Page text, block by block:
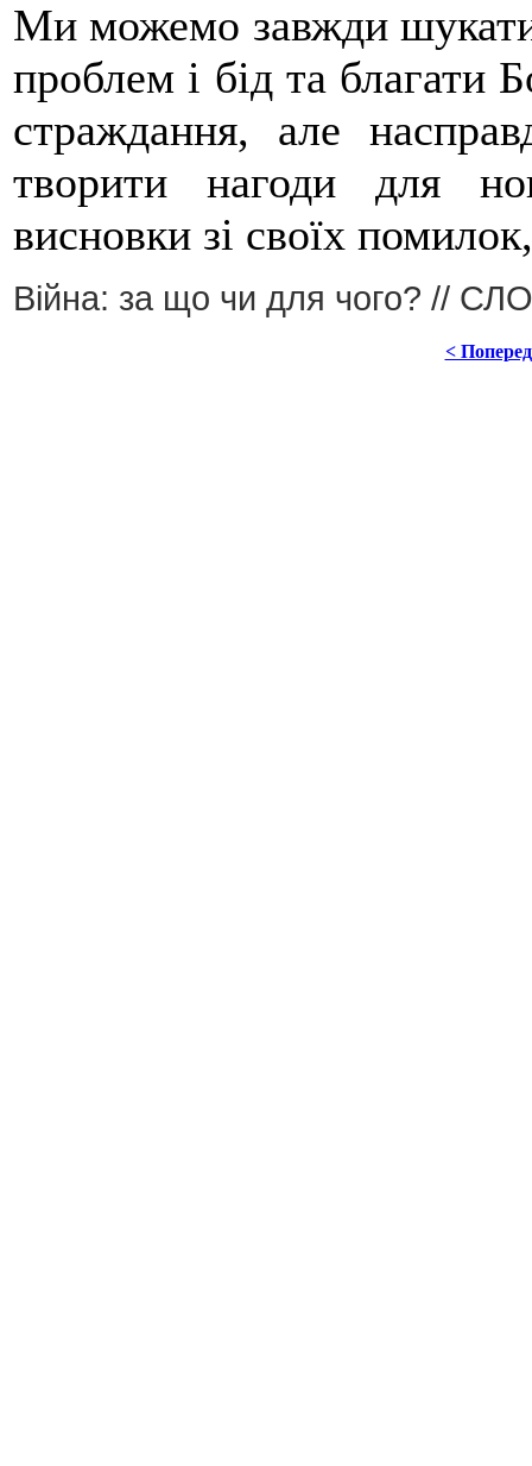
Ми можемо завжди шукати
проблем і бід та благати
страждання, але
творити нагоди для
висновки зі своїх
Війна: за що чи для чого? //
<